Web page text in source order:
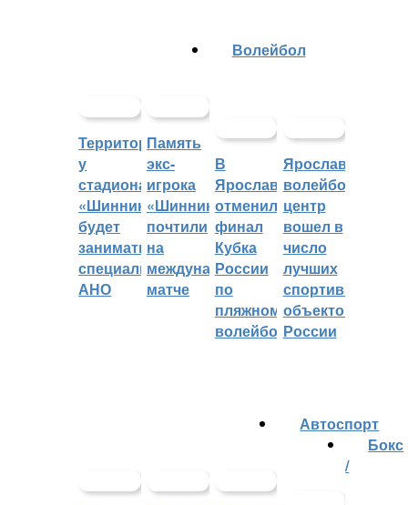
Территорией
у
стадиона
«Шинник»
будет
заниматься
специальное
АНО
Память
экс-
игрока
«Шинника»
почтили
на
международном
матче
Волейбол
В
Ярославле
отменили
финал
Кубка
России
по
пляжному
волейболу
Ярославский
волейбольный
центр
вошел в
число
лучших
спортивных
объектов
России
Автоспорт
Бокс
/